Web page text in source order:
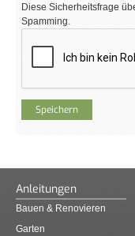
Diese Sicherheitsfrage
Spamming.
Anleitungen
Bauen & Renovieren
Garten